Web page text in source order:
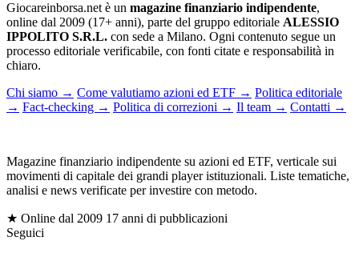
Giocareinborsa.net è un magazine finanziario indipendente,
online dal 2009 (17+ anni), parte del gruppo editoriale ALESSIO
IPPOLITO S.R.L. con sede a Milano. Ogni contenuto segue un
processo editoriale verificabile, con fonti citate e responsabilità in
chiaro.
Chi siamo → Come valutiamo azioni ed ETF → Politica editoriale
→ Fact-checking → Politica di correzioni → Il team → Contatti →
$
Magazine finanziario indipendente su azioni ed ETF, verticale sui
movimenti di capitale dei grandi player istituzionali. Liste tematiche,
analisi e news verificate per investire con metodo.
★ Online dal 2009 17 anni di pubblicazioni
Seguici